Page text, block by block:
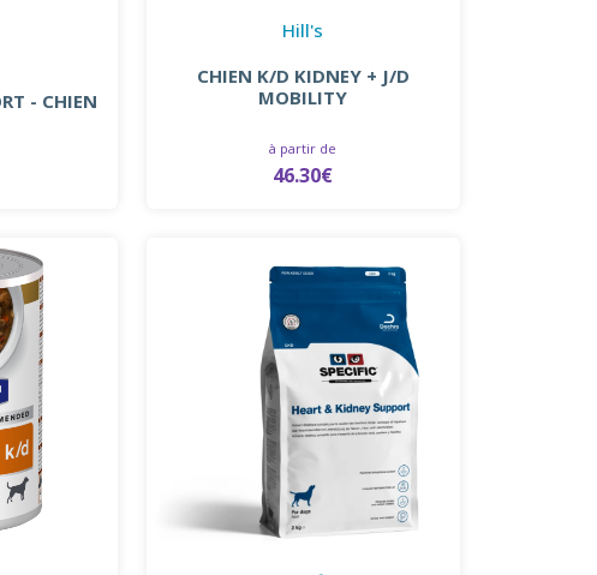
- CHIEN
Hill's
CHIEN K/D KIDNEY + J/D
MOBILITY
à partir de
46.30€